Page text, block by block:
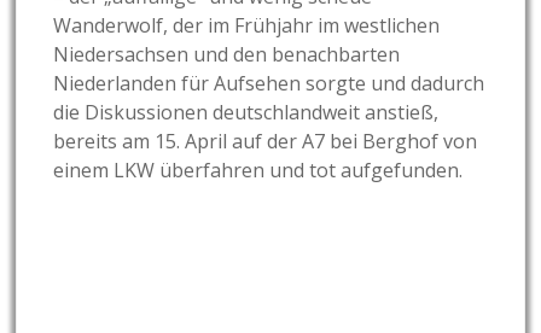
Wanderwolf, der im Frühjahr im westlichen
Niedersachsen und den benachbarten
Niederlanden für Aufsehen sorgte und dadurch
die Diskussionen deutschlandweit anstieß,
bereits am 15. April auf der A7 bei Berghof von
einem LKW überfahren und tot aufgefunden.